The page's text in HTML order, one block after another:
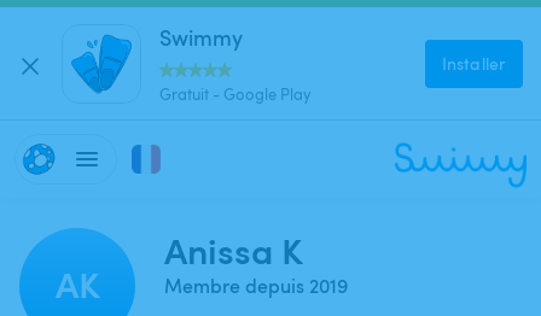
Swimmy
Gratuit - Google Play
Installer
AK
Anissa K
Membre depuis 2019